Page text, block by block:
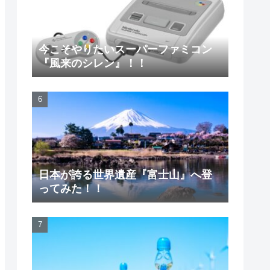
今こそやりたいスーパーファミコン
『風来のシレン』！！
日本が誇る世界遺産『富士山』へ登
ってみた！！